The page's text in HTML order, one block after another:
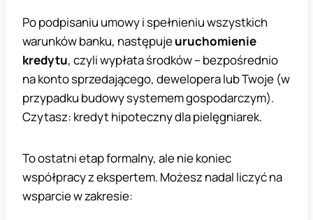
Po podpisaniu umowy i spełnieniu wszystkich
warunków banku, następujeuruchomienie
kredytu, czyli wypłata środków – bezpośrednio
na konto sprzedającego, dewelopera lub Twoje (w
przypadku budowy systemem gospodarczym).
Czytasz: kredyt hipoteczny dla pielęgniarek.
To ostatni etap formalny, ale nie koniec
współpracy z ekspertem. Możesz nadal liczyć na
wsparcie w zakresie: